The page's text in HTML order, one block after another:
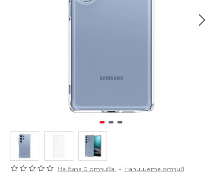
На база 0 отзива. - Напишете отзив